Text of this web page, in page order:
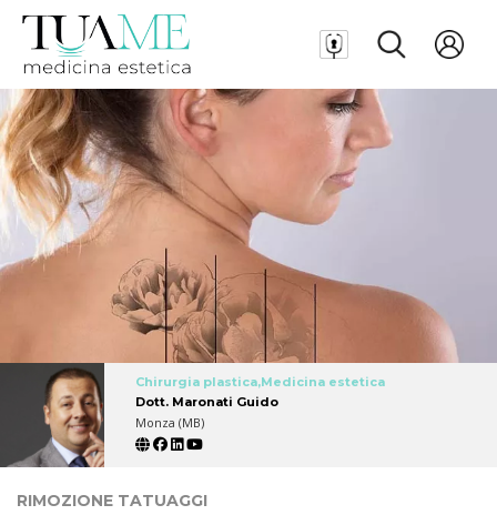
Chirurgia plastica,Medicina estetica
Dott. Maronati Guido
Monza (MB)
RIMOZIONE TATUAGGI